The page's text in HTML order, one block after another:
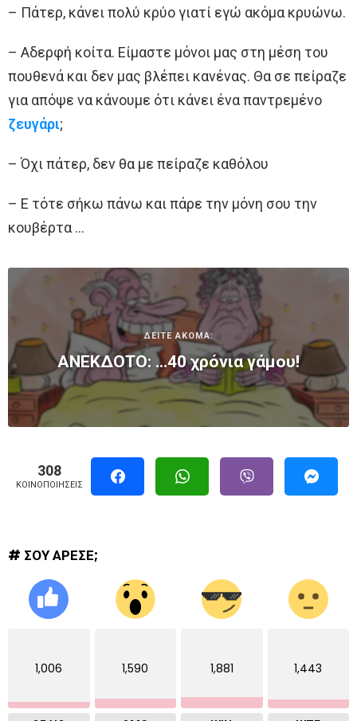
– Πάτερ, κάνει πολύ κρύο γιατί εγώ ακόμα κρυώνω.
– Αδερφή κοίτα. Είμαστε μόνοι μας στη μέση του
πουθενά και δεν μας βλέπει κανένας. Θα σε πείραζε
για απόψε να κάνουμε ότι κάνει ένα παντρεμένο
ζευγάρι;
– Όχι πάτερ, δεν θα με πείραζε καθόλου
– Ε τότε σήκω πάνω και πάρε την μόνη σου την
κουβέρτα …
ΔΕΙΤΕ ΑΚΟΜΑ:
ΑΝΕΚΔΟΤΟ: …40 χρόνια γάμου!
308
ΚΟΙΝΟΠΟΙΉΣΕΙΣ
# ΣΟΥ ΑΡΕΣΕ;
1,006 1,590 1,881 1,443